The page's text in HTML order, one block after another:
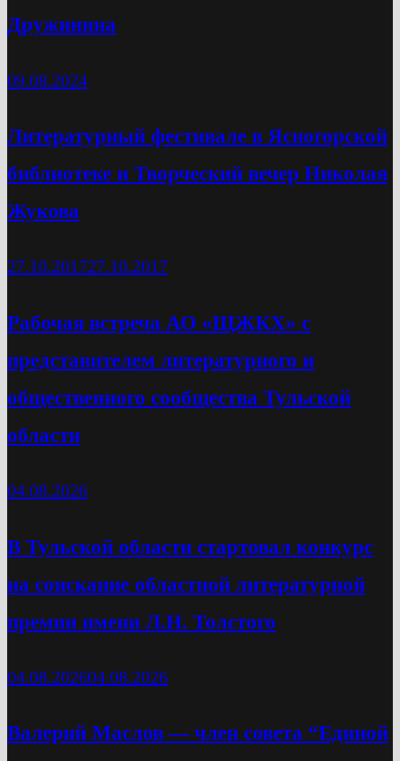
Дружинина
09.08.2024
Литературный фестивале в Ясногорской
библиотеке и Творческий вечер Николая
Жукова
27.10.201727.10.2017
Рабочая встреча АО «ЩЖКХ» с
представителем литературного и
общественного сообщества Тульской
области
04.08.2026
В Тульской области стартовал конкурс
на соискание областной литературной
премии имени Л.Н. Толстого
04.08.202604.08.2026
Валерий Маслов — член совета “Единой